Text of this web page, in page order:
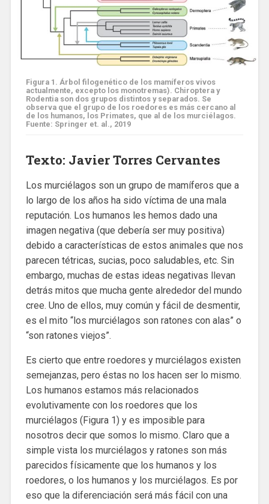
Figura 1. Árbol filogenético de los mamíferos vivos
actualmente, excepto los monotremas). Chiroptera y
Rodentia son dos grupos distintos y separados. Se
observa que el grupo de los roedores es más cercano al
de los humanos, los Primates, que al de los murciélagos.
Fuente: Springer et. al., 2019
Texto: Javier Torres Cervantes
Los murciélagos son un grupo de mamíferos que a
lo largo de los años ha sido víctima de una mala
reputación. Los humanos les hemos dado una
imagen negativa (que debería ser muy positiva)
debido a características de estos animales que nos
parecen tétricas, sucias, poco saludables, etc. Sin
embargo, muchas de estas ideas negativas llevan
detrás mitos que mucha gente alrededor del mundo
cree. Uno de ellos, muy común y fácil de desmentir,
es el mito “los murciélagos son ratones con alas” o
“son ratones viejos”.
Es cierto que entre roedores y murciélagos existen
semejanzas, pero éstas no los hacen ser lo mismo.
Los humanos estamos más relacionados
evolutivamente con los roedores que los
murciélagos (Figura 1) y es imposible para
nosotros decir que somos lo mismo. Claro que a
simple vista los murciélagos y ratones son más
parecidos físicamente que los humanos y los
roedores, o los humanos y los murciélagos. Es por
eso que la diferenciación será más fácil con una